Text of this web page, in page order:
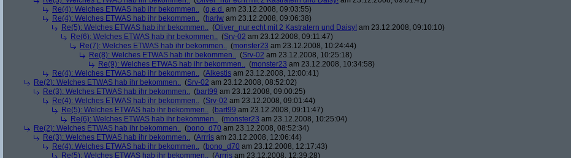
Re(4): Welches ETWAS hab ihr bekommen.. (q.e.d. am 23.12.2008, 09:03:55)
Re(4): Welches ETWAS hab ihr bekommen.. (hariw am 23.12.2008, 09:06:38)
Re(5): Welches ETWAS hab ihr bekommen.. (Oliver_nur echt mit 2 Kastratern und Daisy! am 23.12.2008, 09:10:10)
Re(6): Welches ETWAS hab ihr bekommen.. (Srv-02 am 23.12.2008, 09:11:47)
Re(7): Welches ETWAS hab ihr bekommen.. (monster23 am 23.12.2008, 10:24:44)
Re(8): Welches ETWAS hab ihr bekommen.. (Srv-02 am 23.12.2008, 10:25:18)
Re(9): Welches ETWAS hab ihr bekommen.. (monster23 am 23.12.2008, 10:34:58)
Re(4): Welches ETWAS hab ihr bekommen.. (Alkestis am 23.12.2008, 12:00:41)
Re(2): Welches ETWAS hab ihr bekommen.. (Srv-02 am 23.12.2008, 08:52:02)
Re(3): Welches ETWAS hab ihr bekommen.. (bart99 am 23.12.2008, 09:00:25)
Re(4): Welches ETWAS hab ihr bekommen.. (Srv-02 am 23.12.2008, 09:01:44)
Re(5): Welches ETWAS hab ihr bekommen.. (bart99 am 23.12.2008, 09:11:47)
Re(6): Welches ETWAS hab ihr bekommen.. (monster23 am 23.12.2008, 10:25:04)
Re(2): Welches ETWAS hab ihr bekommen.. (bono_d70 am 23.12.2008, 08:52:34)
Re(3): Welches ETWAS hab ihr bekommen.. (Arrris am 23.12.2008, 12:06:44)
Re(4): Welches ETWAS hab ihr bekommen.. (bono_d70 am 23.12.2008, 12:17:43)
Re(5): Welches ETWAS hab ihr bekommen.. (Arrris am 23.12.2008, 12:39:28)